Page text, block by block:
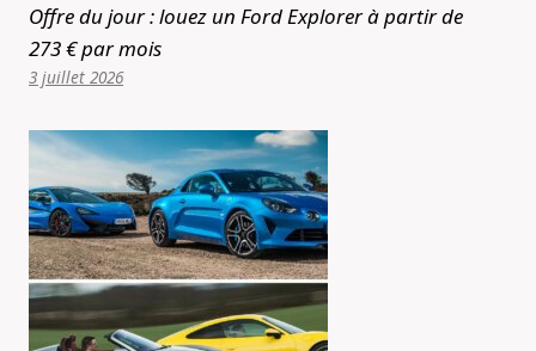
Offre du jour : louez un Ford Explorer à partir de
273 € par mois
3 juillet 2026